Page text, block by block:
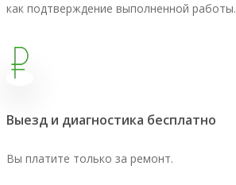
как подтверждение выполненной работы.
Выезд и диагностика бесплатно
Вы платите только за ремонт.